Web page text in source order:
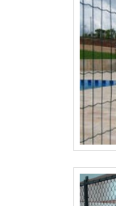
frequentes de
funções
gastos
para a
pensamos
e serviços de
Equipe
atuação;
qualidade